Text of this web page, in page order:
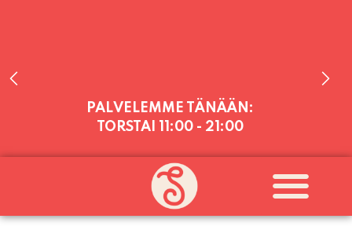
PALVELEMME TÄNÄÄN:
TORSTAI 11:00 - 21:00
PALVELEMME PÄIVITTÄIN (MA-SU
KLO 11-21) SUNNUNTAIHIN 16.8.
SAAKKA JONKA JÄLKEEN OLEMME
AVOINNA VIIKONLOPPUISIN (PE-